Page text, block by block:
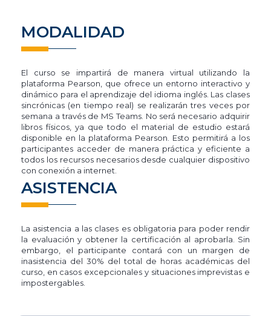
MODALIDAD
El curso se impartirá de manera virtual utilizando la
plataforma Pearson, que ofrece un entorno interactivo y
dinámico para el aprendizaje del idioma inglés. Las clases
sincrónicas (en tiempo real) se realizarán tres veces por
semana a través de MS Teams. No será necesario adquirir
libros físicos, ya que todo el material de estudio estará
disponible en la plataforma Pearson. Esto permitirá a los
participantes acceder de manera práctica y eficiente a
todos los recursos necesarios desde cualquier dispositivo
con conexión a internet.
ASISTENCIA
La asistencia a las clases es obligatoria para poder rendir
la evaluación y obtener la certificación al aprobarla. Sin
embargo, el participante contará con un margen de
inasistencia del 30% del total de horas académicas del
curso, en casos excepcionales y situaciones imprevistas e
impostergables.